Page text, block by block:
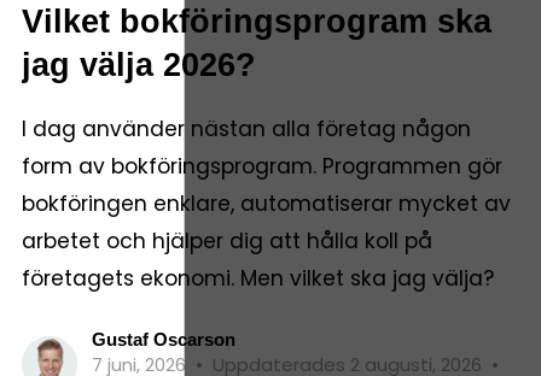
Vilket bokföringsprogram ska
jag välja 2026?
I dag använder nästan alla företag någon
form av bokföringsprogram. Programmen gör
bokföringen enklare, automatiserar mycket av
arbetet och hjälper dig att hålla koll på
företagets ekonomi. Men vilket ska jag välja?
Gustaf Oscarson
7 juni, 2026 • Uppdaterades 2 augusti, 2026 •